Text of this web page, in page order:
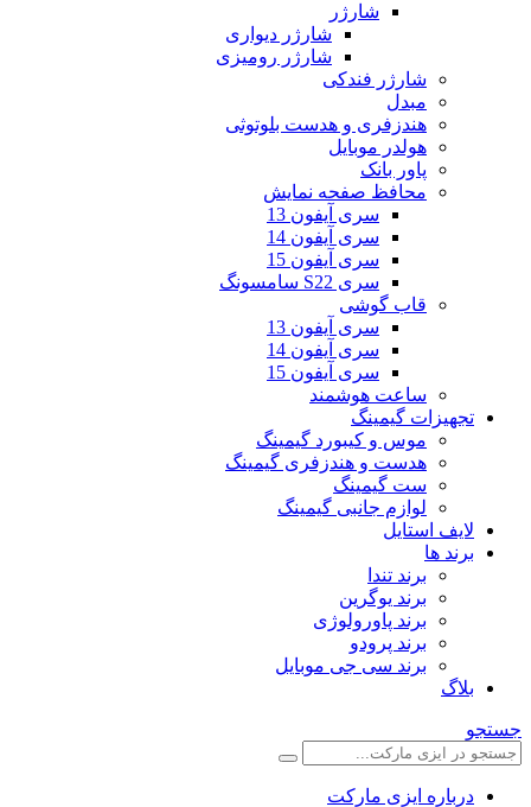
شارژر
شارژر دیواری
شارژر رومیزی
شارژر فندکی
مبدل
هندزفری و هدست بلوتوثی
هولدر موبایل
پاور بانک
محافظ صفحه نمایش
سری آیفون 13
سری آیفون 14
سری آیفون 15
سری S22 سامسونگ
قاب گوشی
سری آیفون 13
سری آیفون 14
سری آیفون 15
ساعت هوشمند
تجهیزات گیمینگ
موس و کیبورد گیمینگ
هدست و هندزفری گیمینگ
ست گیمینگ
لوازم جانبی گیمینگ
لایف استایل
برند ها
برند تندا
برند یوگرین
برند پاورولوژی
برند پرودو
برند سی جی موبایل
بلاگ
جستجو
درباره ایزی مارکت